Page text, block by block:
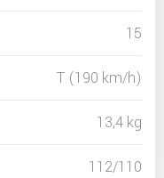
15
T (190 km/h)
13,4 kg
112/110